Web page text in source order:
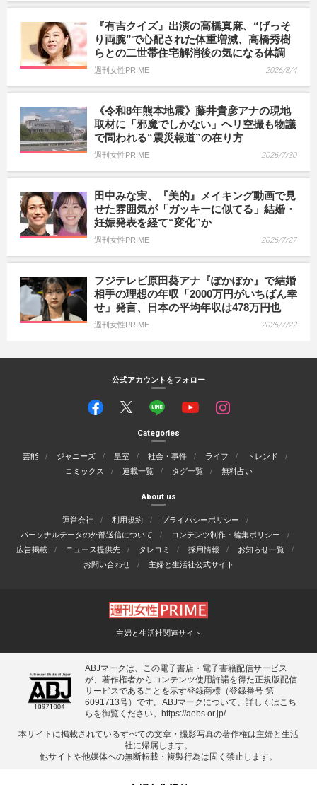
『有吉クイズ』出演の高橋真麻、“げっそ
り両腕”で心配された体重増減、高橋秀樹
らとの二世帯住宅解消後の気になる体調
週刊女性PRIME 2026/8/4
《令和8年熊本地震》藤井貴彦アナの現地
取材に「邪魔でしかない」ヘリ空撮も物議
で問われる“震災報道”の在り方
週刊女性PRIME 2026/7/30
田中みな実、『美的』メイキング動画で見
せた雰囲気が「ガッキーに似てる」結婚・
妊娠発表を経て“変化”か
週刊女性PRIME 2026/7/27
フジテレビ原田葵アナ『ぽかぽか』で結婚
相手の理想の年収「2000万円がいちばん幸
せ」発言、日本の平均年収は478万円也
週刊女性PRIME 2026/7/22
公式アカウントをフォロー
Categories
芸能 ジャニーズ 皇室 社会・事件 ライフ
トレンド
コミックス
連載一覧 タグ一覧 無料占い
About us
運営会社 利用規約
プライバシーポリシー
パーソナルデータの外部送信について
コンテンツ制作・編集ポリシー
広告掲載
ニュース提供先 タレコミ 採用情報
お知らせ一覧
お問い合わせ
主婦と生活社公式サイト
主婦と生活社関連サイト
ABJマークは、この電子書店・電子書籍配信サービス
が、著作権者からコンテンツ使用許諾を得た正規版配信
サービスであることを示す登録商標（登録番号 第
6091713号）です。ABJマークについて、詳しくはこち
らを御覧ください。
https://aebs.or.jp/
本サイトに掲載されているすべての⽂章・撮影写真の著作権は主婦と⽣活
社に帰属します。
他サイトや他媒体への無断転載・複製⾏為は固く禁⽌します。